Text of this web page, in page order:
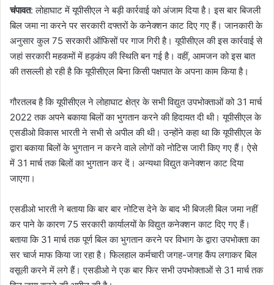
चंपावत: लोहाघाट में यूपीसीएल ने बड़ी कार्रवाई को अंजाम दिया है। इस बार बिजली
बिल जमा ना करने पर सरकारी दफ्तरों के कनेक्शन काट दिए गए हैं। जानकारी के
अनुसार कुल 75 सरकारी ऑफिसों पर गाज गिरी है। यूपीसीएल की इस कार्रवाई से
जहां सरकारी महकमों में हड़कंप की स्थिति बन गई है। वहीं, आमजन को इस बात
की तसल्ली हो रही है कि यूपीसीएल बिना किसी पक्षपात के अपना काम किया है।
गौरतलब है कि यूपीसीएल ने लोहाघाट क्षेत्र के सभी विद्युत उपभोक्ताओं को 31 मार्च
2022 तक अपने बकाया बिलों का भुगतान करने की हिदायत दी थी। यूपीसीएल के
एसडीओ विकास भारती ने सभी से अपील की थी। उन्होंने कहा था कि यूपीसीएल के
द्वारा बकाया बिलों के भुगतान न करने वाले लोगों को नोटिस जारी किए गए हैं। ऐसे
में 31 मार्च तक बिलों का भुगतान कर दें। अन्यथा विद्युत कनेक्शन काट दिया
जाएगा।
एसडीओ भारती ने बताया कि बार बार नोटिस देने के बाद भी बिजली बिल जमा नहीं
कर पाने के कारण 75 सरकारी कार्यालयों के विद्युत कनेक्शन काट दिए गए हैं।
बताया कि 31 मार्च तक पूर्ण बिल का भुगतान करने पर विभाग के द्वारा उपभोक्ता का
सर चार्ज माफ किया जा रहा है। फिलहाल कर्मचारी जगह-जगह कैंप लगाकर बिल
वसूली करने में लगे हैं। एसडीओ ने एक बार फिर सभी उपभोक्ताओं से 31 मार्च तक